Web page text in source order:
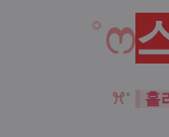
˚ෆ
ꕮ˚ 홀